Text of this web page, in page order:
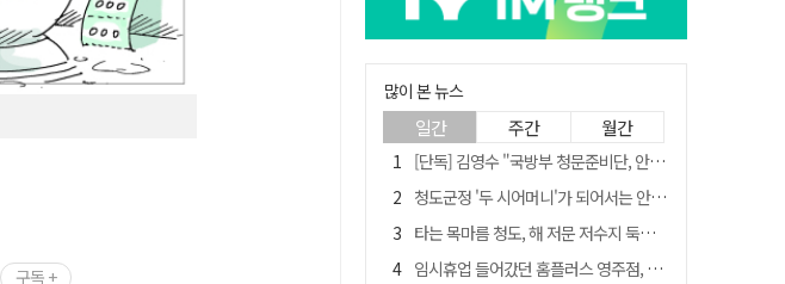
구독 +
많이 본 뉴스
일간 주간 월간
[단독] 김영수 "국방부 청문준비단, 안규백 탈영 알고있었다"
청도군정 '두 시어머니'가 되어서는 안된다
타는 목마름 청도, 해 저문 저수지 둑에 군수가 서 있었다
임시휴업 들어갔던 홈플러스 영주점, 7일 영업 재개…지하 1층만 운영